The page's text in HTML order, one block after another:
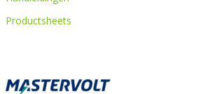
Productsheets